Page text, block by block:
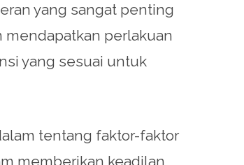
yang sangat penting
mendapatkan perlakuan
yang sesuai untuk
tentang faktor-faktor
memberikan keadilan